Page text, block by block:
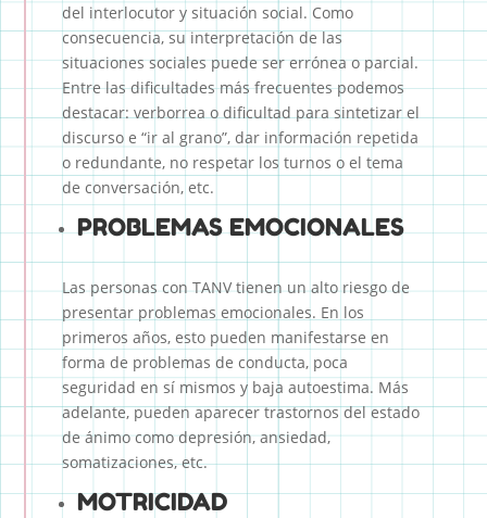
del interlocutor y situación social. Como
consecuencia, su interpretación de las
situaciones sociales puede ser errónea o parcial.
Entre las dificultades más frecuentes podemos
destacar: verborrea o dificultad para sintetizar el
discurso e “ir al grano”, dar información repetida
o redundante, no respetar los turnos o el tema
de conversación, etc.
PROBLEMAS EMOCIONALES
Las personas con TANV tienen un alto riesgo de
presentar problemas emocionales. En los
primeros años, esto pueden manifestarse en
forma de problemas de conducta, poca
seguridad en sí mismos y baja autoestima. Más
adelante, pueden aparecer trastornos del estado
de ánimo como depresión, ansiedad,
somatizaciones, etc.
MOTRICIDAD